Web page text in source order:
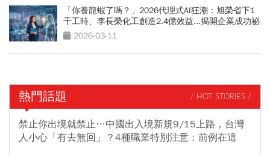
「你養龍蝦了嗎？」2026代理式AI狂潮：旭榮省下1
千工時、李長榮化工創造2.4億效益...揭開企業成功祕
訣 2026-03-11
熱門話題 / HOT STORIES /
禁止你出境就禁止…中國出入境新規9/15上路，台灣
人小心「有去無回」？4種職業特別注意：前例在這